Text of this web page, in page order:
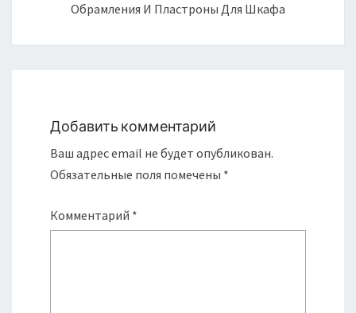
Обрамления И Пластроны Для Шкафа
Добавить комментарий
Ваш адрес email не будет опубликован.
Обязательные поля помечены *
Комментарий *